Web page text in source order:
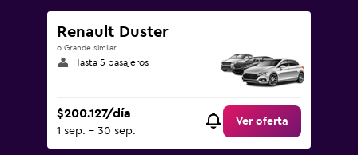
Renault Duster
o Grande similar
Hasta 5 pasajeros
$200.127/día
1 sep. - 30 sep.
Ver oferta